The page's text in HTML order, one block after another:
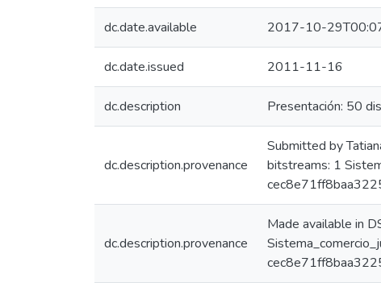
dc.date.available 2017-10-
dc.date.issued 2011-11-16
dc.description Presentación: 50
dc.description.provenance
Submitted by
bitstreams: 1
dc.description.provenance
Made available in